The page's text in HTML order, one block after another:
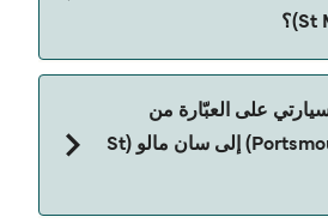
بدون سيارة من بورتسموث
على العبّارة من
بورتسموث (Portsmouth) إلى سان مالو (St